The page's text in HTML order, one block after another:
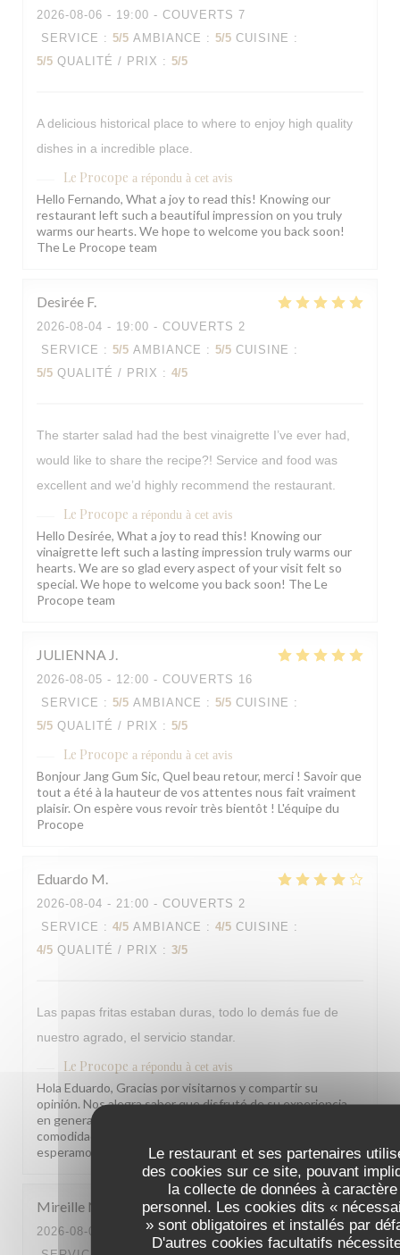
Le restaurant et ses partenaires
des cookies sur ce site, pouvant
la collecte de données à caractère
personnel. Les cookies dits «
» sont obligatoires et installés par
D'autres cookies facultatifs
2026-08-06 - 19:00 - COUVERTS 7
SERVICE : 5/5 AMBIANCE : 5/5 CUISINE :
5/5 QUALITÉ / PRIX : 5/5
A delicious historical place to where to enjoy high quality
dishes in a incredible place.
Le Procope a répondu à cet avis
Hello Fernando, What a joy to read this! Knowing our
restaurant left such a beautiful impression on you truly
warms our hearts. We hope to welcome you back soon!
The Le Procope team
Desirée F
2026-08-04 - 19:00 - COUVERTS 2
SERVICE : 5/5 AMBIANCE : 5/5 CUISINE :
5/5 QUALITÉ / PRIX : 4/5
The starter salad had the best vinaigrette I’ve ever had,
would like to share the recipe?! Service and food was
excellent and we’d highly recommend the restaurant.
Le Procope a répondu à cet avis
Hello Desirée, What a joy to read this! Knowing our
vinaigrette left such a lasting impression truly warms our
hearts. We are so glad every aspect of your visit felt so
special. We hope to welcome you back soon! The Le
Procope team
JULIENNA J
2026-08-05 - 12:00 - COUVERTS 16
SERVICE : 5/5 AMBIANCE : 5/5 CUISINE :
5/5 QUALITÉ / PRIX : 5/5
Le Procope a répondu à cet avis
Bonjour Jang Gum Sic, Quel beau retour, merci ! Savoir que
tout a été à la hauteur de vos attentes nous fait vraiment
plaisir. On espère vous revoir très bientôt ! L'équipe du
Procope
Eduardo M
2026-08-04 - 21:00 - COUVERTS 2
SERVICE : 4/5 AMBIANCE : 4/5 CUISINE :
4/5 QUALITÉ / PRIX : 3/5
Las papas fritas estaban duras, todo lo demás fue de
nuestro agrado, el servicio standar.
Le Procope a répondu à cet avis
Hola Eduardo, Gracias por visitarnos y compartir su
opinión. Nos alegra saber que disfrutó de su experiencia
en general. Tomamos nota del punto sobre las papas y la
comodidad de las sillas para seguir mejorando. ¡Le
esperamos pronto! El equipo de Le Procope
Mireille N
2026-08-04
- 18:00 - COUVERTS 2